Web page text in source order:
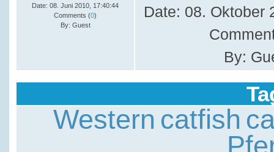
Date: 08. Juni 2010, 17:40:44
Comments (0)
By: Guest
Date: 08. Oktober
By:
Western catfish